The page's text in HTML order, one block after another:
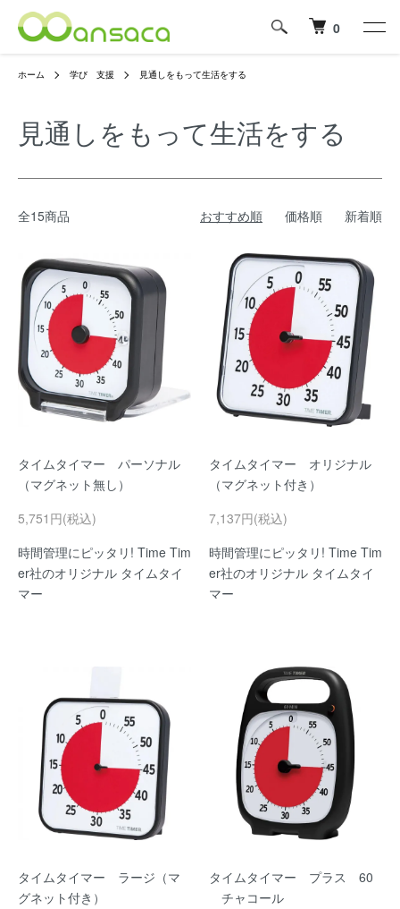
0
ホーム 学び 支援 見通しをもって生活をする
見通しをもって生活をする
全15商品 おすすめ順 価格順 新着順
タイムタイマー パーソナル
（マグネット無し）
5,751円(税込)
時間管理にピッタリ! Time Tim
er社のオリジナル タイムタイ
マー
タイムタイマー オリジナル
（マグネット付き）
7,137円(税込)
時間管理にピッタリ! Time Tim
er社のオリジナル タイムタイ
マー
タイムタイマー ラージ（マ
グネット付き）
タイムタイマー プラス 60
チャコール